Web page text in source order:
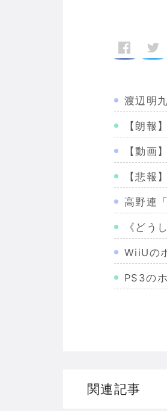
渡辺明
【朗報
【動画
【悲報
高野連
《どう
WiiUの
PS3の
PS2の
ドリー
関連記事